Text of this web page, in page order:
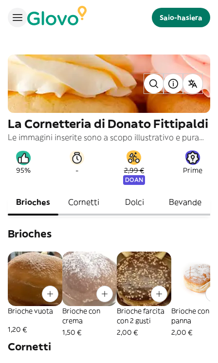
Saio-hasiera
La Cornetteria di Donato Fittipaldi
Le immagini inserite sono a scopo illustrativo e puramente indicativo
95% - 2,99 €
DOAN
Prime
Brioches Cornetti Dolci Bevande
Brioches
Brioche vuota
1,20 €
Brioche con
crema
1,50 €
Brioche farcita
con 2 gusti
2,00 €
Brioche con
panna
2,00 €
Cornetti